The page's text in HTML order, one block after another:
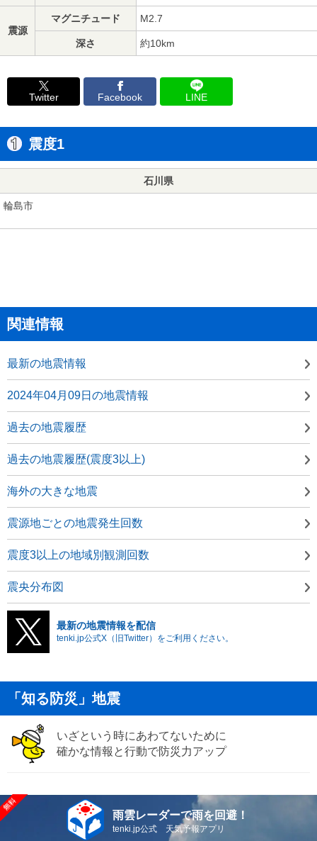
震源
マグニチュード M2.7
深さ 約10km
Twitter Facebook LINE
震度1
石川県
輪島市
関連情報
最新の地震情報
2024年04月09日の地震情報
過去の地震履歴
過去の地震履歴(震度3以上)
海外の大きな地震
震源地ごとの地震発生回数
震度3以上の地域別観測回数
震央分布図
最新の地震情報を配信
tenki.jp公式X（旧Twitter）をご利用ください。
「知る防災」地震
いざという時にあわてないために
確かな情報と行動で防災力アップ
雨雲レーダーで雨を回避！
tenki.jp公式 天気予報アプリ